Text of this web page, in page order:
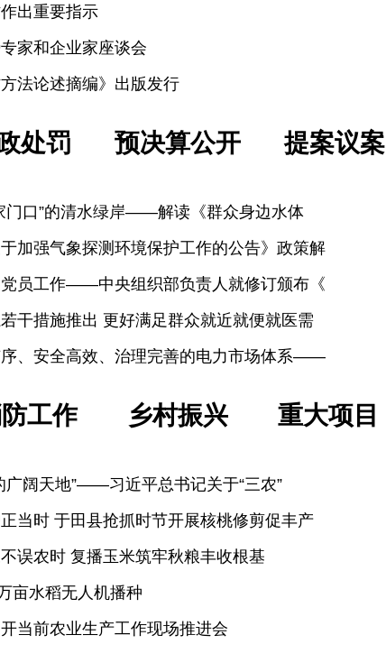
出重要指示
家和企业家座谈会
法论述摘编》出版发行
处罚 预决算公开 提案议案
门口”的清水绿岸——解读《群众身边水体
加强气象探测环境保护工作的公告》政策解
员工作——中央组织部负责人就修订颁布《
干措施推出 更好满足群众就近就便就医需
、安全高效、治理完善的电力市场体系——
工作 乡村振兴 重大项目
广阔天地”——习近平总书记关于“三农”
正当时 于田县抢抓时节开展核桃修剪促丰产
误农时 复播玉米筑牢秋粮丰收根基
亩水稻无人机播种
当前农业生产工作现场推进会